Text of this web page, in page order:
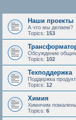
Наши проекты
А что мы делаем?
Topics: 153
Обсуждение
Topics: 102
Техподдержка
Поддержка
Topics: 12
Химия
Химичим
Topics: 6